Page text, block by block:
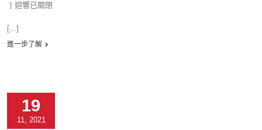
迴響已關閉
[...]
進一步了解
19
11, 2021